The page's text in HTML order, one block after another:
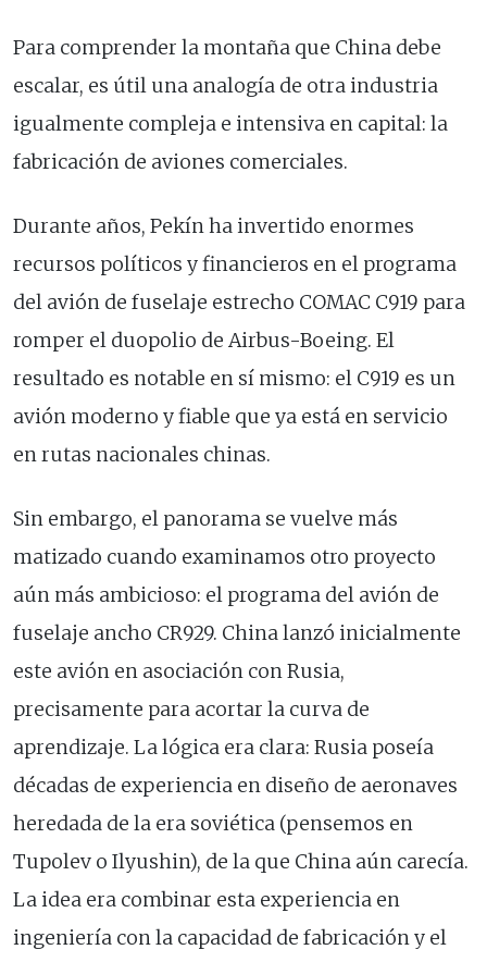
Para comprender la montaña que China debe
escalar, es útil una analogía de otra industria
igualmente compleja e intensiva en capital: la
fabricación de aviones comerciales.
Durante años, Pekín ha invertido enormes
recursos políticos y financieros en el programa
del avión de fuselaje estrecho COMAC C919 para
romper el duopolio de Airbus-Boeing. El
resultado es notable en sí mismo: el C919 es un
avión moderno y fiable que ya está en servicio
en rutas nacionales chinas.
Sin embargo, el panorama se vuelve más
matizado cuando examinamos otro proyecto
aún más ambicioso: el programa del avión de
fuselaje ancho CR929. China lanzó inicialmente
este avión en asociación con Rusia,
precisamente para acortar la curva de
aprendizaje. La lógica era clara: Rusia poseía
décadas de experiencia en diseño de aeronaves
heredada de la era soviética (pensemos en
Tupolev o Ilyushin), de la que China aún carecía.
La idea era combinar esta experiencia en
ingeniería con la capacidad de fabricación y el